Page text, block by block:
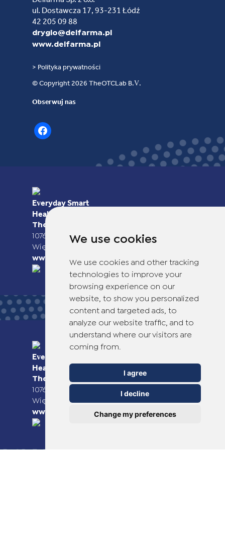
We use cookies
We use cookies and other tracking
technologies to improve your
browsing experience on our
website, to show you personalized
content and targeted ads, to
analyze our website traffic, and to
understand where our visitors are
coming from.
I agree
I decline
Change my preferences
ul. Dostawcza 17, 93-231 Łódź
42 205 09 88
dryglo@delfarma.pl
www.delfarma.pl
> Polityka prywatności
© Copyright 2026 TheOTCLab B.V.
Obserwuj nas
facebook
Everyday Smart
Healthcare Solutions
TheOTCLab B.V.
1076 EE Amsterdam, The Netherlands
Więcej informacji można znaleźć na stronie
www.theotclab.com
Everyday Smart
Healthcare Solutions
TheOTCLab B.V.
Fred. Roeskestraat 115,
1076 EE Amsterdam, The Netherlands
Więcej informacji można znaleźć na stronie
www.theotclab.com